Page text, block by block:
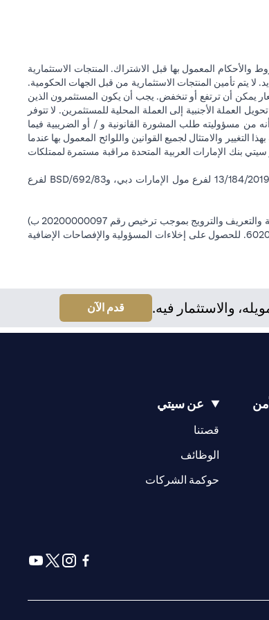
المعمول بها قبل الاشتراك. المنتجات الاستثمارية
يتم تأمين المنتجات الاستثمارية من قبل الجهات الحكومية.
يمكن أن ترتفع أو تنخفض. يجب أن يكون المستثمرون الذين
الأجنبية إلى العملة المحلية للمستثمرين. لا تتوفر
من مسؤوليته طلب المشورة القانونية و / أو الضريبية فيما
التغيير والامتثال لجميع القوانين واللوائح المعمول بها عندما
بنك الإمارات العربية المتحدة مراقبة مستمرة لممتلكات
سيتي بنك إن إيه - الإمارات العربية المتحدة مسجل لدى مصرف الإمارات العربية المتحدة المركزي بموجب أرقام التراخيص BSD/504/83 لفرع الوصل دبي، و13/184/2019 لفرع مول الإمارات دبي، وBSD/692/83 لفرع
سيتي بنك إن إيه الإمارات العربية المتحدة مرخص من هيئة الأوراق المالية والسلع في الإمارات العربية المتحدة ("SCA") للقيام بالنشاط المالي لـ أ) الاستشارات المالية والتعريف والترويج بموجب ترخيص رقم 20200000097 ب)
وسيط تداول في الأسواق الدولية بموجب ترخيص رقم 20200000198 ج) إدارة المحافظ بموجب ترخيص رقم 20200000240 د) الحفظ بموجب ترخيص رقم 602003. للحصول على إخلاءات المسؤولية والإفصاحات الإضافية
والاستثمار فيه. قدم الآن
عن سيتي
قصتنا
(opens in a new tab)
الوظائف
(opens in a new tab)
حوكمة الشركات
(opens in a new tab)